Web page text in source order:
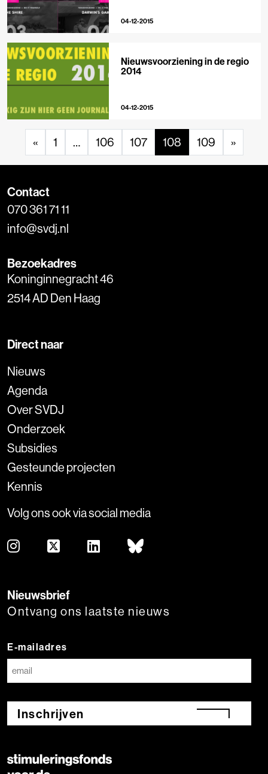
04-12-2015
Nieuwsvoorziening in de regio
2014
04-12-2015
« 1 … 106 107 108 109 »
Contact
070 361 71 11
info@svdj.nl
Bezoekadres
Koninginnegracht 46
2514 AD Den Haag
Direct naar
Nieuws
Agenda
Over SVDJ
Onderzoek
Subsidies
Gesteunde projecten
Kennis
Volg ons ook via social media
Nieuwsbrief
Ontvang ons laatste nieuws
E-mailadres
Inschrijven